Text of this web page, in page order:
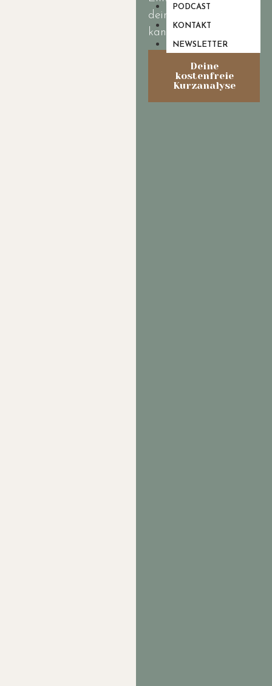
PODCAST
KONTAKT
NEWSLETTER
dein Leben treffen
kannst.
Deine
kostenfreie
Kurzanalyse